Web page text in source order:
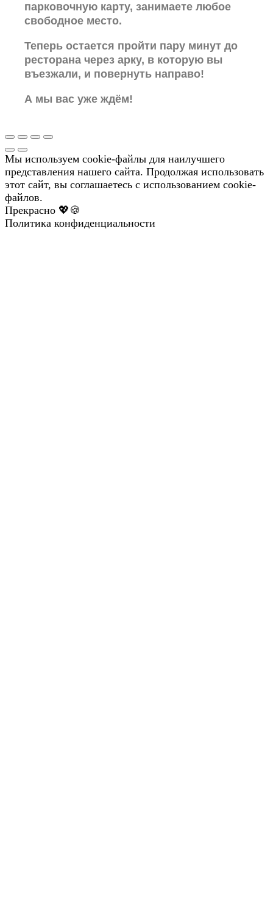
парковочную карту, занимаете любое
свободное место.
Теперь остается пройти пару минут до
ресторана через арку, в которую вы
въезжали, и повернуть направо!
А мы вас уже ждём!
Мы используем cookie-файлы для наилучшего
представления нашего сайта. Продолжая использовать
этот сайт, вы соглашаетесь с использованием cookie-
файлов.
Прекрасно 💖🍪
Политика конфиденциальности